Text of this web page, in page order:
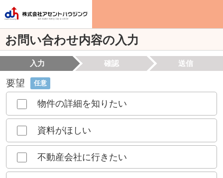
お問い合わせ内容の入力
入力 確認 送信
要望 任意
物件の詳細を知りたい
資料がほしい
不動産会社に行きたい